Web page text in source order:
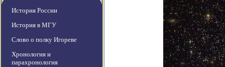
История России
История в МГУ
Слово о полку Игореве
Хронология и
парахронология